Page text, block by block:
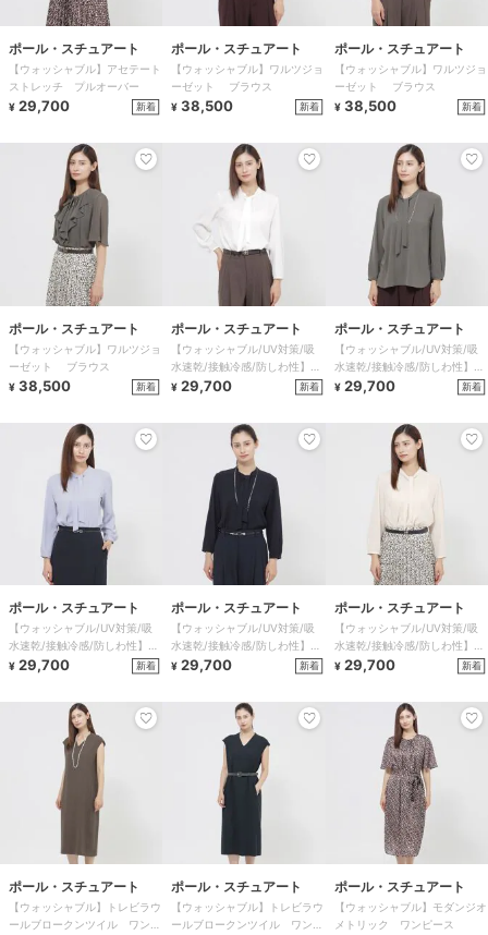
ポール・スチュアート
【ウォッシャブル】アセテート
ストレッチ プルオーバー
¥ 29,700 新着
ポール・スチュアート
【ウォッシャブル】ワルツジョ
ーゼット ブラウス
¥ 38,500 新着
ポール・スチュアート
【ウォッシャブル】ワルツジョ
ーゼット ブラウス
¥ 38,500 新着
ポール・スチュアート
【ウォッシャブル】ワルツジョ
ーゼット ブラウス
¥ 38,500 新着
ポール・スチュアート
【ウォッシャブル/UV対策/吸
水速乾/接触冷感/防しわ性】エ
レガントジョーゼット ブラウ
¥ 29,700 新着
ポール・スチュアート
【ウォッシャブル/UV対策/吸
水速乾/接触冷感/防しわ性】エ
レガントジョーゼット ブラウ
¥ 29,700 新着
ポール・スチュアート
【ウォッシャブル/UV対策/吸
水速乾/接触冷感/防しわ性】エ
レガントジョーゼット ブラウ
¥ 29,700 新着
ポール・スチュアート
【ウォッシャブル/UV対策/吸
水速乾/接触冷感/防しわ性】エ
レガントジョーゼット ブラウ
¥ 29,700 新着
ポール・スチュアート
【ウォッシャブル/UV対策/吸
水速乾/接触冷感/防しわ性】エ
レガントジョーゼット ブラウ
¥ 29,700 新着
ポール・スチュアート
【ウォッシャブル】トレビラウ
ールブロークンツイル ワンピ
ポール・スチュアート
【ウォッシャブル】トレビラウ
ールブロークンツイル ワンピ
ポール・スチュアート
【ウォッシャブル】モダンジオ
メトリック ワンピース